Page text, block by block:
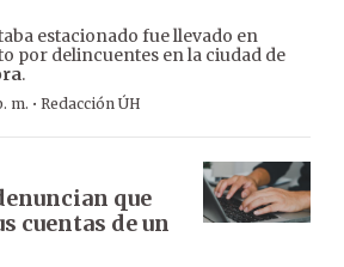
estacionado fue llevado en
por delincuentes en la ciudad de
.
m. · Redacción ÚH
que
cuentas de un